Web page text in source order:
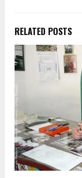
RELATED POSTS